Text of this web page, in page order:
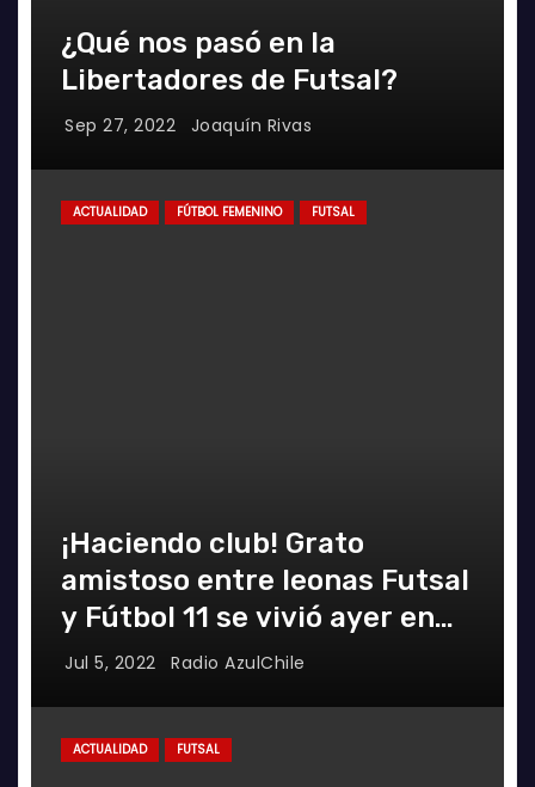
¿Qué nos pasó en la
Libertadores de Futsal?
Sep 27, 2022 Joaquín Rivas
ACTUALIDAD FÚTBOL FEMENINO FUTSAL
¡Haciendo club! Grato
amistoso entre leonas Futsal
y Fútbol 11 se vivió ayer en
La Florida
Jul 5, 2022 Radio AzulChile
ACTUALIDAD FUTSAL